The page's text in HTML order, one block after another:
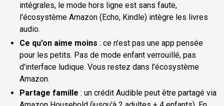
intégrales, le mode hors ligne est sans faute,
l'écosystème Amazon (Echo, Kindle) intègre les livres
audio.
Ce qu'on aime moins : ce n'est pas une app pensée
pour les petits. Pas de mode enfant verrouillé, pas
d'interface ludique. Vous restez dans l'écosystème
Amazon.
Partage famille : un crédit Audible peut être partagé via